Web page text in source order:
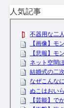
人気記事